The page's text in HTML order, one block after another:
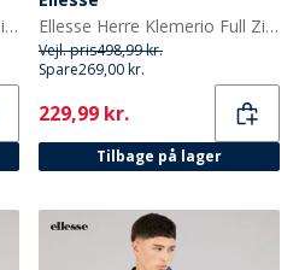
Ellesse Herre Klemerio Full Zip Hættetrøje Navy
Ellesse Herre Klemerio Full Zip Hættetrøje Sort
Vejl. pris498,99 kr.
Spare269,00 kr.
Current
229,99 kr.
Tilbage på lager